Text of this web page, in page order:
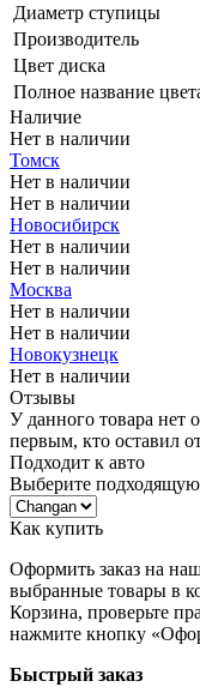
Диаметр ступицы
Производитель
Цвет диска
Полное название
Наличие
Нет в наличии
Томск
Нет в наличии
Нет в наличии
Новосибирск
Нет в наличии
Нет в наличии
Москва
Нет в наличии
Нет в наличии
Новокузнецк
Нет в наличии
Отзывы
У данного товара нет
первым, кто оставил
Подходит к авто
Выберите
Как купить
Оформить заказ на
выбранные товары в
Корзина, проверьте
нажмите кнопку
Быстрый заказ